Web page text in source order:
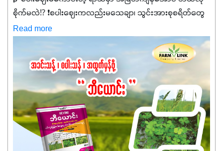
စိုက်မလဲ⁉️ ❗စပါးဈေးကလည်းမသေချာ၊ သွင်းအားစုစရိတ်တွေ
ကလည်း တက်နေတဲ့ဒီလိုအချိန်မှာ သွင်းအားစုဖိုးကို လျှော့ချပြီး
အထွက်နှုန်းကို ထိန်းထားနိုင်မှ ဦးကြီးတို့ အဆင်ပြေမှာနော် ✔️ဒါ
ကြောင့် ကိုယ်သုံးသမျှ ကိုယ့်အတွက်အကျိုးရစေမယ့်
အရည်အသွေးစိတ်ချရတဲ့ သွင်းအားစုပစ္စည်းတွေကိုပဲ ရွေးချယ်
သုံးသင့်ပါတယ်။
Read more